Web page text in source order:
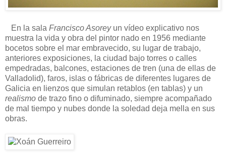
En la sala Francisco Asoreyun vídeo explicativo nos
muestra la vida y obra del pintor nado en 1956 mediante
bocetos sobre el mar embravecido, su lugar de trabajo,
anteriores exposiciones, la ciudad bajo torres o calles
empedradas, balcones, estaciones de tren (una de ellas de
Valladolid), faros, islas o fábricas de diferentes lugares de
Galicia en lienzos que simulan retablos (en tablas) y un
realismo de trazo fino o difuminado, siempre acompañado
de mal tiempo y nubes donde la soledad deja mella en sus
obras.